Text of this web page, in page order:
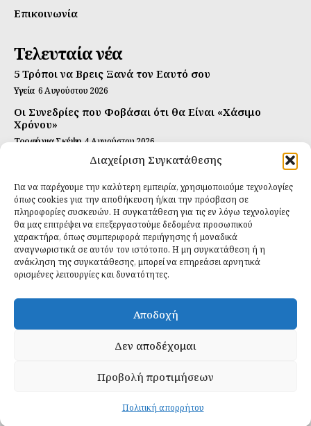
Διαχείριση Συγκατάθεσης
Για να παρέχουμε την καλύτερη εμπειρία, χρησιμοποιούμε τεχνολογίες
όπως cookies για την αποθήκευση ή/και την πρόσβαση σε
πληροφορίες συσκευών. Η συγκατάθεση για τις εν λόγω τεχνολογίες
θα μας επιτρέψει να επεξεργαστούμε δεδομένα προσωπικού
χαρακτήρα, όπως συμπεριφορά περιήγησης ή μοναδικά
αναγνωριστικά σε αυτόν τον ιστότοπο. Η μη συγκατάθεση ή η
ανάκληση της συγκατάθεσης, μπορεί να επηρεάσει αρνητικά
ορισμένες λειτουργίες και δυνατότητες.
Αποδοχή
Δεν αποδέχομαι
Προβολή προτιμήσεων
Πολιτική απορρήτου
Επικοινωνία
Τελευταία νέα
5 Τρόποι να Βρεις Ξανά τον Εαυτό σου
Υγεία 6 Αυγούστου 2026
Οι Συνεδρίες που Φοβάσαι ότι θα Είναι «Χάσιμο
Χρόνου»
Τροφή για Σκέψη 4 Αυγούστου 2026
Αυτή Είναι η Συνταγή για Τέλεια Κομπούτσα
Ιδανικές Τροφές 26 Ιουλίου 2026
Εγγραφείτε
ΕΓΓΡΑΦΉ
Έχω διαβάσει και δέχομαι τηνπολιτική απορρήτου
Creative.